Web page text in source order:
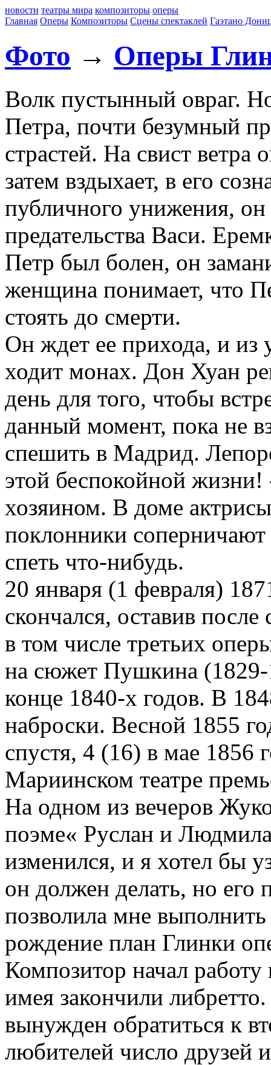
новости театры мира композиторы оперы
Главная Оперы Композиторы Сцены спектаклей Гаэтано
Фото → Оперы
Волк пустынный овраг.
Петра, почти безумный
страстей. На свист ветра
затем вздыхает, в его
публичного унижения,
предательства Васи.
Петр был болен, он
женщина понимает, что
стоять до смерти.
Он ждет ее прихода, и из
ходит монах. Дон Хуан
день для того, чтобы
данный момент, пока не
спешить в Мадрид.
этой беспокойной
хозяином. В доме
поклонники соперничают
спеть что-нибудь.
20 января (1 февраля)
скончался, оставив
в том числе третьих
на сюжет Пушкина
конце 1840-х годов. В
наброски. Весной 1855
спустя, 4 (16) в мае 1856
Мариинском театре
На одном из вечеров
поэме« Руслан и
изменился, и я хотел бы
он должен делать, но его
позволила мне
рождение план Глинки
Композитор начал
имея закончили
вынужден обратиться к
любителей число друзей